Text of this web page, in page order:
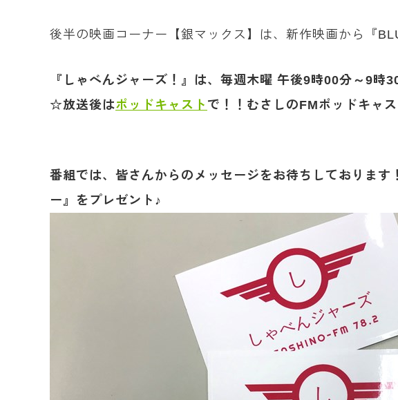
後半の映画コーナー【銀マックス】は、新作映画から『
『しゃべんジャーズ！』は、毎週木曜 午後9時00分～9時
☆放送後はポッドキャスト で！！むさしのFMポッドキャス
番組では、皆さんからのメッセージをお待ちしておりま
ー』をプレゼント♪